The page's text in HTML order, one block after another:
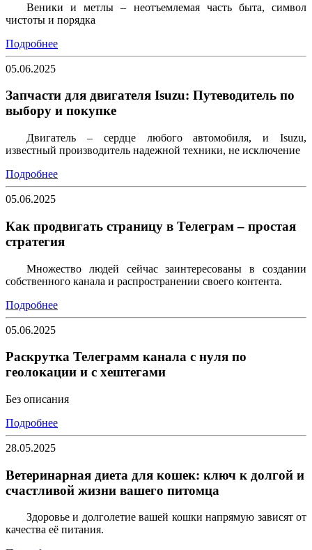
Веники и метлы – неотъемлемая часть быта, символ
чистоты и порядка
Подробнее
05.06.2025
Запчасти для двигателя Isuzu: Путеводитель по
выбору и покупке
Двигатель – сердце любого автомобиля, и Isuzu,
известный производитель надежной техники, не исключение
Подробнее
05.06.2025
Как продвигать страницу в Телеграм – простая
стратегия
Множество людей сейчас заинтересованы в создании
собственного канала и распространении своего контента.
Подробнее
05.06.2025
Раскрутка Телеграмм канала с нуля по
геолокации и с хештегами
Без описания
Подробнее
28.05.2025
Ветеринарная диета для кошек: ключ к долгой и
счастливой жизни вашего питомца
Здоровье и долголетие вашей кошки напрямую зависят от
качества её питания.